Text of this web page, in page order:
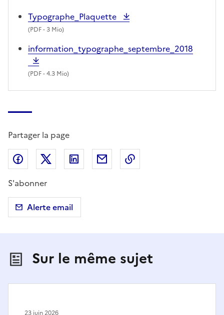
Typographe_Plaquette
(PDF- 3 Mio)
information_typographe_septembre_2018
(PDF- 4.3 Mio)
Partager la page
Partager sur Facebook
Partager sur X (anciennement Twitter)
Partager sur LinkedIn
Partager par email
S'abonner
Alerte email
Sur le même sujet
23 juin 2026